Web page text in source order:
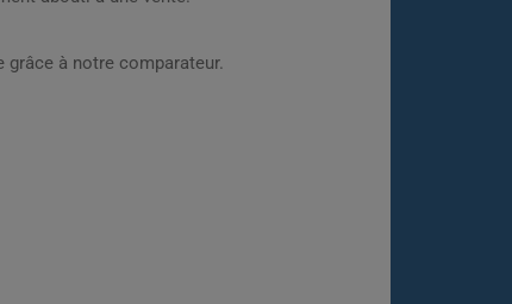
à notre comparateur.